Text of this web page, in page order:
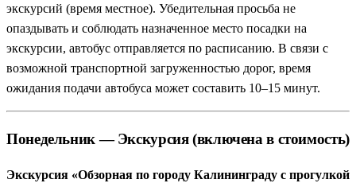
экскурсий (время местное). Убедительная просьба не
опаздывать и соблюдать назначенное место посадки на
экскурсии, автобус отправляется по расписанию. В связи с
возможной транспортной загруженностью дорог, время
ожидания подачи автобуса может составить 10–15 минут.
Понедельник — Экскурсия (включена в стоимость)
Экскурсия «Обзорная по городу Калининграду с прогулкой